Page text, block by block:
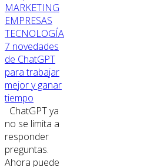
MARKETING
EMPRESAS
TECNOLOGÍA
7 novedades
de ChatGPT
para trabajar
mejor y ganar
tiempo
ChatGPT ya
no se limita a
responder
preguntas.
Ahora puede